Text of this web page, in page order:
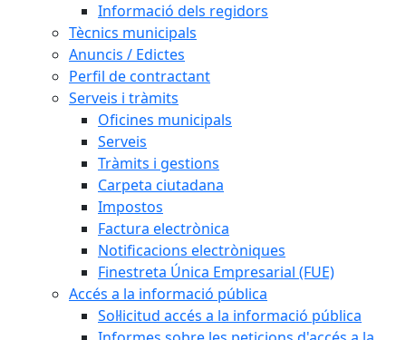
Informació dels regidors
Tècnics municipals
Anuncis / Edictes
Perfil de contractant
Serveis i tràmits
Oficines municipals
Serveis
Tràmits i gestions
Carpeta ciutadana
Impostos
Factura electrònica
Notificacions electròniques
Finestreta Única Empresarial (FUE)
Accés a la informació pública
Sol·licitud accés a la informació pública